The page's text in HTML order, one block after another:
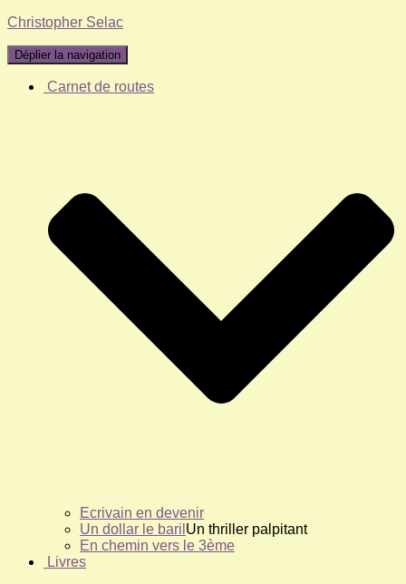
Christopher Selac
Déplier la navigation
Carnet de routes
Ecrivain en devenir
Un dollar le baril Un thriller palpitant
En chemin vers le 3ème
Livres